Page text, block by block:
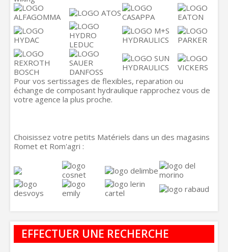
Pour vos sertissages de flexibles, reparation ou
échange de composant hydraulique rapprochez vous de
votre agence la plus proche.
Choisissez votre petits Matériels dans un des magasins
Romet et Rom'agri :
EFFECTUER UNE RECHERCHE